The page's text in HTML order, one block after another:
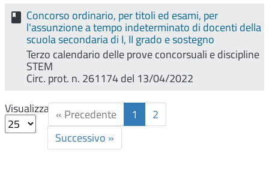
Concorso ordinario, per titoli ed esami, per
l'assunzione a tempo indeterminato di docenti della
scuola secondaria di I, II grado e sostegno
Terzo calendario delle prove concorsuali e discipline
STEM
Circ. prot. n. 261174 del 13/04/2022
Visualizza « Precedente 1
2
Successivo »